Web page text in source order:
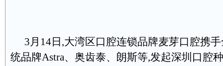
3月14日,大湾区口腔连锁品牌麦芽口腔携
统品牌Astra、奥齿泰、朗斯等,发起深圳口腔